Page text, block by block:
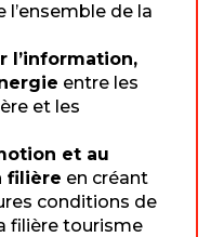
l’ensemble de la
l’information,
entre les
et les
et au
filière en créant
conditions de
filière tourisme